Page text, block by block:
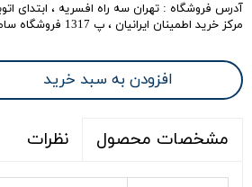
آدرس فروشگاه : تهران سه راه افسریه ، ابتدای
مرکز خرید اطمینان ایرانیان ، پ 1317 فروشگاه سام راید
افزودن به سبد خرید
مشخصات محصول نظرات